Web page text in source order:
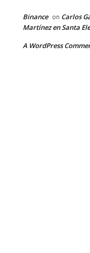
Binance on Carlos
Martínez en Santa
A WordPress